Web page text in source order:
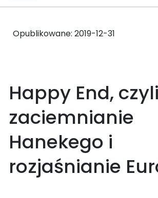
Opublikowane: 2019-12-31
Happy End, czyli
zaciemnianie
Hanekego i
rozjaśnianie